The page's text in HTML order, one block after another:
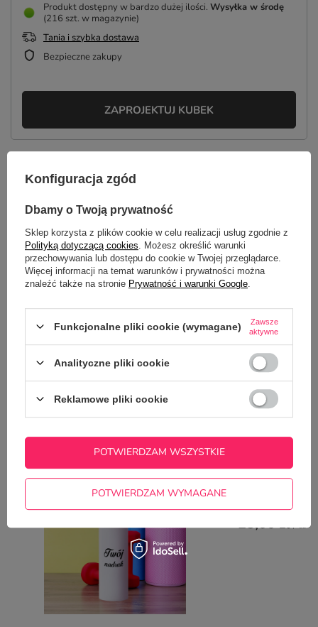
Produkt dostępny w bardzo dużej ilości Wysyłka w środę
(216 szt. w magazynie)
Tania i szybka dostawa
Bezpieczne zakupy
ZAPROJEKTUJ KUBEK
OPIS
SZCZEGÓŁOWE DANE
GŁÓWNE PARAMETRY
OPINIE (0)
Potrzebujesz pomocy? Masz pytania?
niezwłocznie, najciekawsze pytania i
ZADAJ PYTANIE
NAJCZĘŚCIEJ KUPOWANE Z
TYM TOWAREM
25,00 zł / szt.
Konfiguracja zgód
Dbamy o Twoją prywatność
Sklep korzysta z plików cookie w celu realizacji usług zgodnie z
Polityką dotyczącą cookies . Możesz określić warunki
przechowywania lub dostępu do cookie w Twojej przeglądarce.
Więcej informacji na temat warunków i prywatności można
znaleźć także na stronie Prywatność i warunki Google
Funkcjonalne pliki cookie (wymagane)
Zawsze
aktywne
Analityczne pliki cookie
Reklamowe pliki cookie
POTWIERDZAM WYMAGANE
POTWIERDZAM WSZYSTKIE